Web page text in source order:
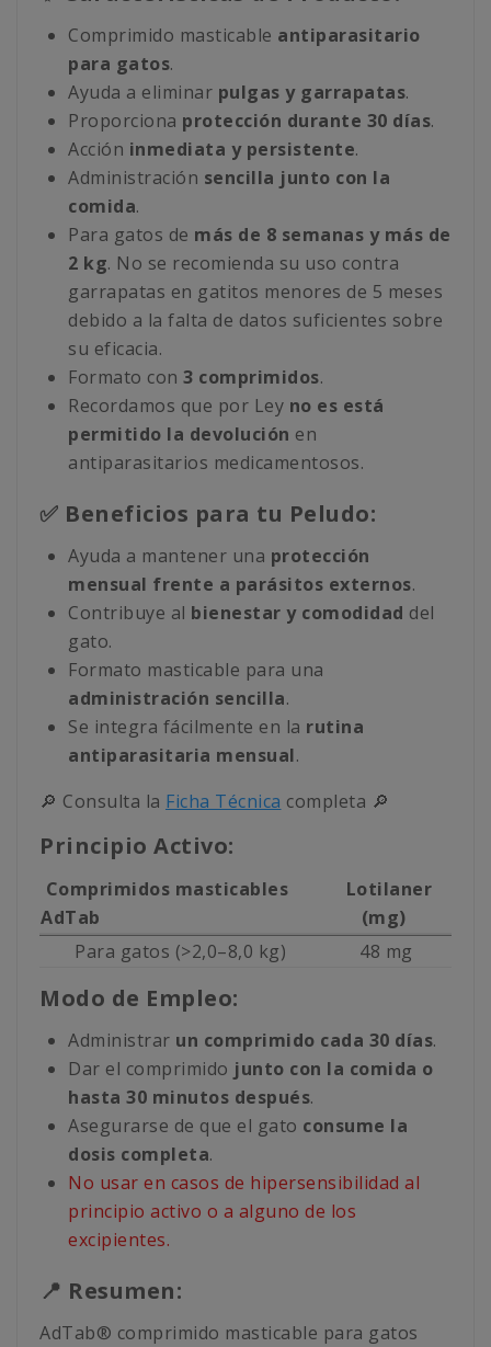
Comprimido masticable antiparasitario
para gatos.
Ayuda a eliminar pulgas y garrapatas.
Proporciona protección durante 30 días.
Acción inmediata y persistente.
Administración sencilla junto con la
comida.
Para gatos de más de 8 semanas y más de
2 kg. No se recomienda su uso contra
garrapatas en gatitos menores de 5 meses
debido a la falta de datos suficientes sobre
su eficacia.
Formato con 3 comprimidos.
Recordamos que por Ley no es está
permitido la devolución en
antiparasitarios medicamentosos.
✅ Beneficios para tu Peludo:
Ayuda a mantener una protección
mensual frente a parásitos externos.
Contribuye al bienestar y comodidad del
gato.
Formato masticable para una
administración sencilla.
Se integra fácilmente en la rutina
antiparasitaria mensual.
🔎 Consulta la Ficha Técnica completa 🔎
Principio Activo:
Comprimidos masticables
AdTab
Lotilaner
(mg)
Para gatos (>2,0–8,0 kg)
48 mg
Modo de Empleo:
Administrar un comprimido cada 30 días.
Dar el comprimido junto con la comida o
hasta 30 minutos después.
Asegurarse de que el gato consume la
dosis completa.
No usar en casos de hipersensibilidad al
principio activo o a alguno de los
excipientes.
📍 Resumen:
AdTab® comprimido masticable para gatos